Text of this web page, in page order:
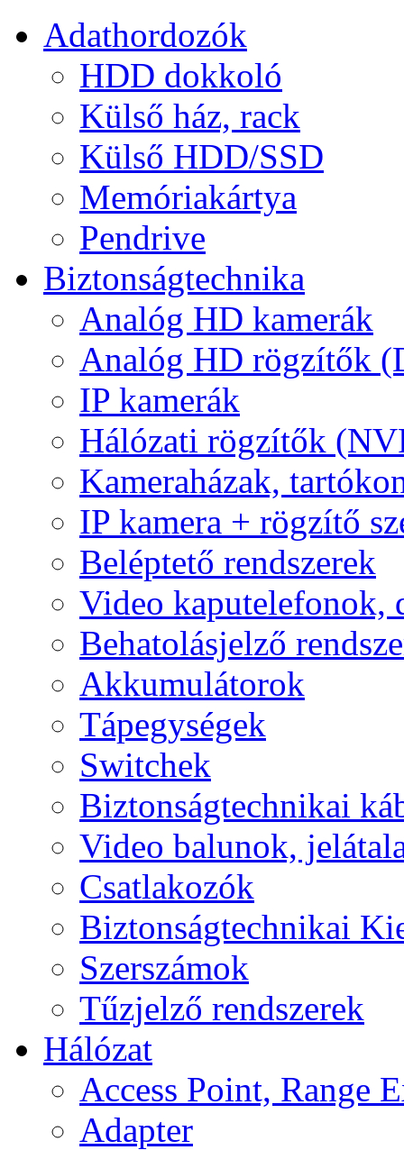
Adathordozók
HDD dokkoló
Külső ház, rack
Külső HDD/SSD
Memóriakártya
Pendrive
Biztonságtechnika
Analóg HD kamerák
Analóg HD rögzítők
IP kamerák
Hálózati rögzítők
Kameraházak,
IP kamera + rögzítő
Beléptető rendszerek
Video kaputelefonok,
Behatolásjelző
Akkumulátorok
Tápegységek
Switchek
Biztonságtechnikai
Video balunok,
Csatlakozók
Biztonságtechnikai
Szerszámok
Tűzjelző rendszerek
Hálózat
Access Point, Range
Adapter